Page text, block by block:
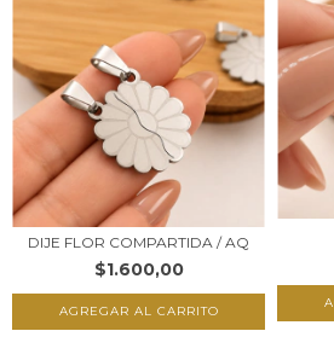
DIJE FLOR COMPARTIDA / AQ
$1.600,00